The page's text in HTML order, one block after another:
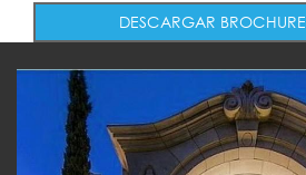
DESCARGAR BROCHURE